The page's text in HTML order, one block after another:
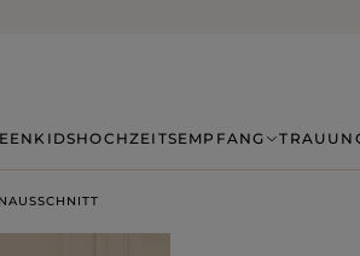
KIDSHOCHZEITSEMPFANG